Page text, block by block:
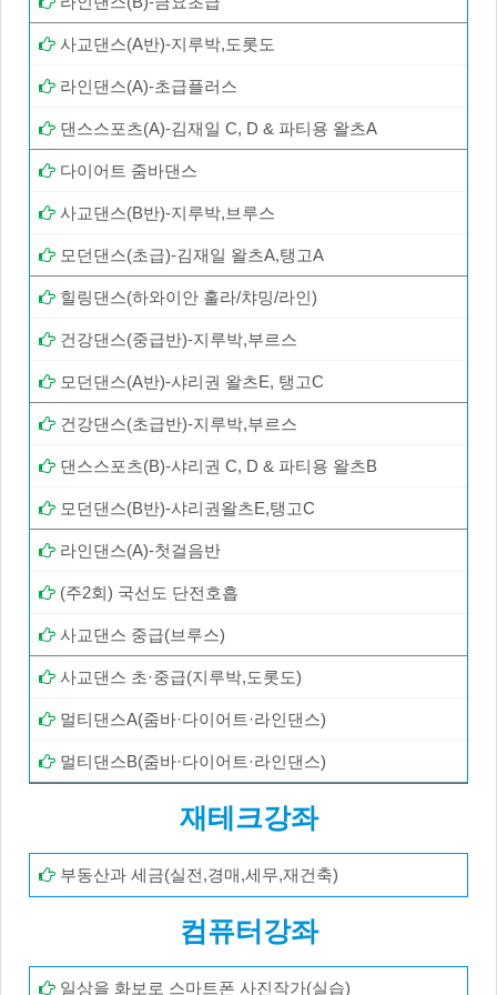
사교댄스(A반)-지루박,도롯도
라인댄스(A)-초급플러스
댄스스포츠(A)-김재일 C, D & 파티용 왈츠A
다이어트 줌바댄스
사교댄스(B반)-지루박,브루스
모던댄스(초급)-김재일 왈츠A,탱고A
힐링댄스(하와이안 훌라/챠밍/라인)
건강댄스(중급반)-지루박,부르스
모던댄스(A반)-샤리권 왈츠E, 탱고C
건강댄스(초급반)-지루박,부르스
댄스스포츠(B)-샤리권 C, D & 파티용 왈츠B
모던댄스(B반)-샤리권왈츠E,탱고C
라인댄스(A)-첫걸음반
(주2회) 국선도 단전호흡
사교댄스 중급(브루스)
사교댄스 초·중급(지루박,도롯도)
멀티댄스A(줌바·다이어트·라인댄스)
멀티댄스B(줌바·다이어트·라인댄스)
재테크강좌
부동산과 세금(실전,경매,세무,재건축)
컴퓨터강좌
일상을 화보로 스마트폰 사진작가(실습)